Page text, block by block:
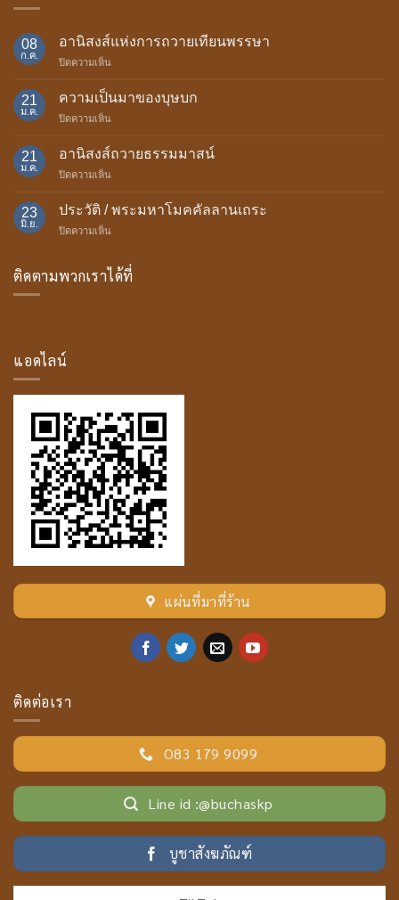
08
ก.ค.
อานิสงส์แห่งการถวายเทียนพรรษา
ปิดความเห็นบน
แห่ง
ถวาย
พรรษา
21
ม.ค.
ความเป็นมาของบุษบก
ปิดความเห็นบน
เป็น
ของ
21
ม.ค.
อานิสงส์ถวายธรรมมาสน์
ปิดความเห็นบน
ถวาย
มา
23
มิ.ย.
ประวัติ / พระมหาโมคคัลลานเถระ
ปิดความเห็นบน
พระ
ติดตามพวกเราได้ที่
แอดไลน์
แผ่นที่มาที่ร้าน
ติดต่อเรา
O83 179 9099
Line id :@buchaskp
บูชาสังฆภัณฑ์